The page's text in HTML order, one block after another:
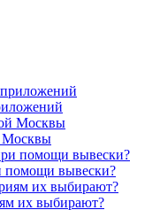
Москвы
помощи вывески?
их выбирают?